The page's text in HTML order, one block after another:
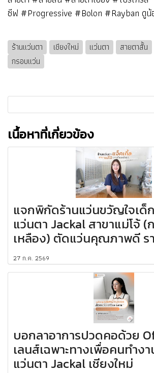
ซีฟ #Progressive #Bolon #Rayban ดูน้
ร้านแว่นตา เชียงใหม่ แว่นตา สายตาสั้น
กรอบแว่น
เนื้อหาที่เกี่ยวข้อง
แจกพิกัดร้านแว่นขวัญใจเด็
แว่นตา Jackal สาขาแม่โจ้ (
เหลือง) ตัดแว่นคุณภาพดี ร
27 ก.ค. 2569
บอกลาอาการปวดคอด้วย
เลนส์เฉพาะทางเพื่อคนทำง
แว่นตา Jackal เชียงใหม่